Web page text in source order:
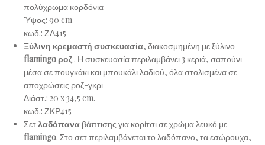
πολύχρωμα κορδόνια
Ύψος: 90 cm
κωδ.: ΖΛ415
Ξύλινη κρεμαστή συσκευασία, διακοσμημένη με ξύλινο
flamingo ροζ . Η συσκευασία περιλαμβάνει 3 κεριά, σαπούνι
μέσα σε πουγκάκι και μπουκάλι λαδιού, όλα στολισμένα σε
αποχρώσεις ροζ-γκρι
Διάστ.: 20 x 34,5 cm.
κωδ.: ΖΚΡ415
Σετλαδόπανα βάπτισης για κορίτσι σε χρώμα λευκό με
flamingo. Στο σετ περιλαμβάνεται το λαδόπανο, τα εσώρουχα,